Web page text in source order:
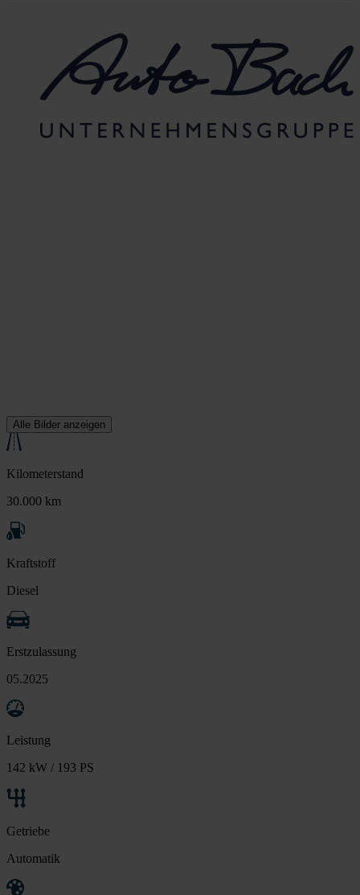
Alle Bilder anzeigen
Kilometerstand
30.000 km
Kraftstoff
Diesel
Erstzulassung
05.2025
Leistung
142 kW / 193 PS
Getriebe
Automatik